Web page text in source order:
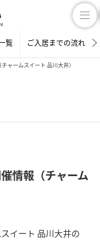
覧 ご入居までの流れ
ャームスイート 品川大井）
情報（チャーム
イート 品川大井の